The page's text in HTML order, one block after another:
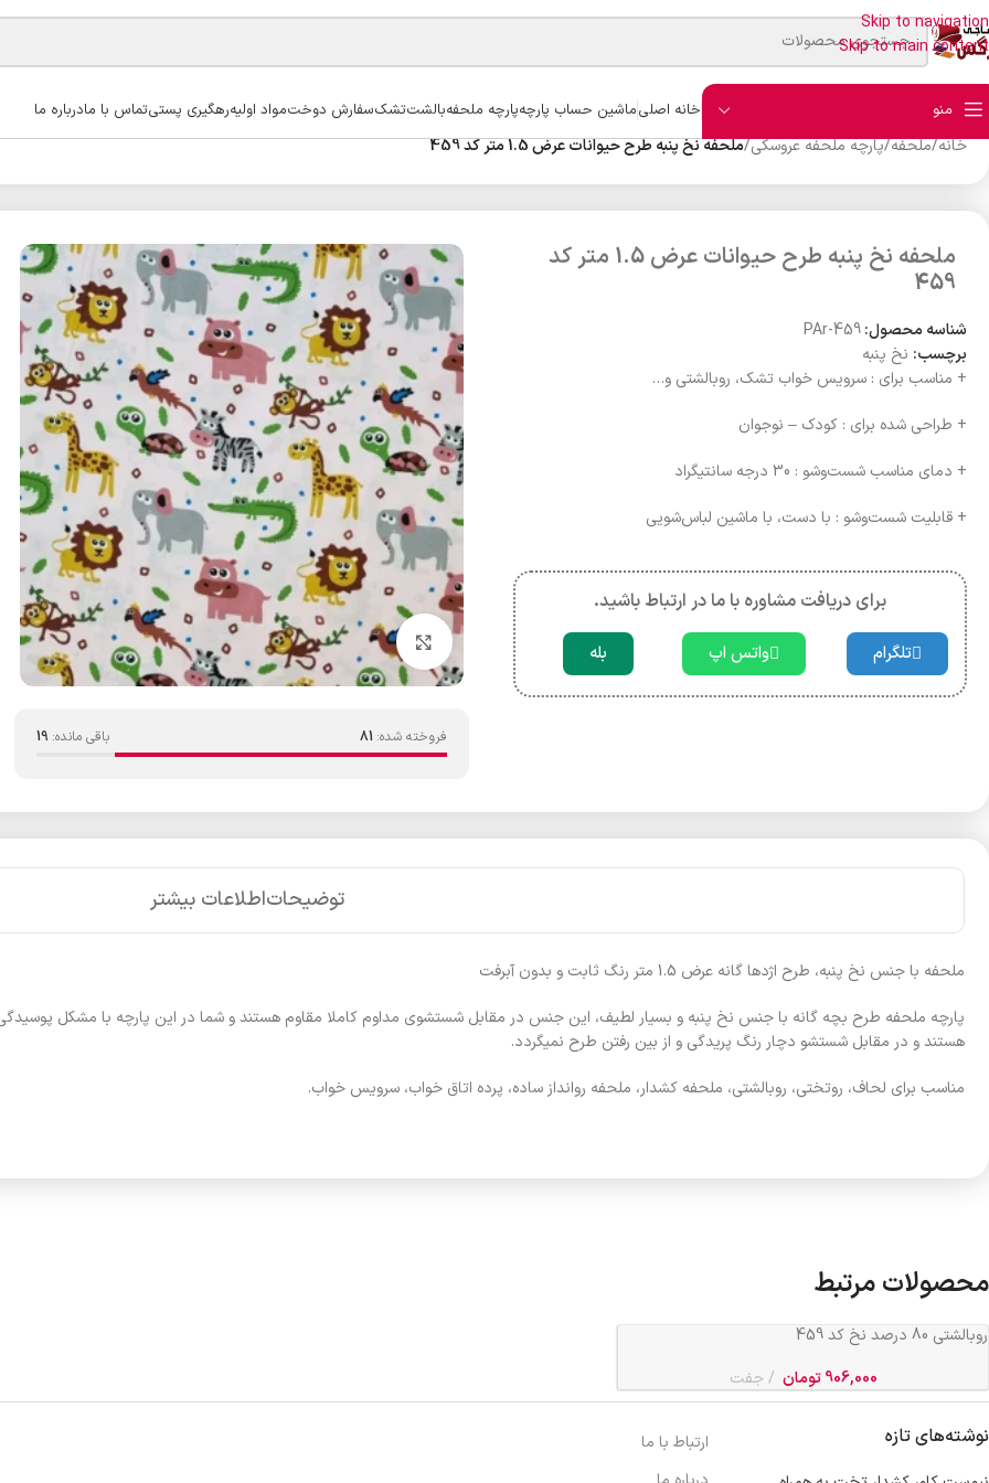
Skip to navigation
Skip to main content
منو خانه اصلیماشین حساب پارچهپارچه ملحفهبالشتتشکسفارش دوختمواد اولیهرهگیری پستیتماس با مادرباره ما
خانه/ملحفه/پارچه ملحفه عروسکی/ملحفه نخ پنبه طرح حیوانات عرض 1.5 متر کد 459
ملحفه نخ پنبه طرح حیوانات عرض 1.5 متر کد
459
شناسه محصول:PAr-459
برچسب: نخ پنبه
+ مناسب برای : سرویس خواب تشک، روبالشتی و…
+ طراحی شده برای : کودک – نوجوان
+ دمای مناسب شست‌وشو : 30 درجه سانتیگراد
+ قابلیت شست‌وشو : با دست، با ماشین لباس‌شویی
برای دریافت مشاوره با ما در ارتباط باشید.
تلگرام واتس اپ بله بزرگنمایی تصویر
فروخته شده: 81 باقی مانده: 19
توضیحاتاطلاعات بیشتر
ملحفه با جنس نخ پنبه، طرح اژدها گانه عرض 1.5 متر رنگ ثابت و بدون آبرفت
پارچه ملحفه طرح بچه گانه با جنس نخ پنبه و بسیار لطیف، این جنس در مقابل شستشوی مداوم کاملا مقاوم هستند و شما در این پارچه با مشکل پوسیدگی
هستند و در مقابل شستشو دچار رنگ پریدگی و از بین رفتن طرح نمیگردد.
مناسب برای لحاف، روتختی، روبالشتی، ملحفه کشدار، ملحفه روانداز ساده، پرده اتاق خواب، سرویس خواب.
محصولات مرتبط
روبالشتی 80 درصد نخ کد 459
906,000 تومان جفت
نوشته‌های تازه
ارتباط با ما